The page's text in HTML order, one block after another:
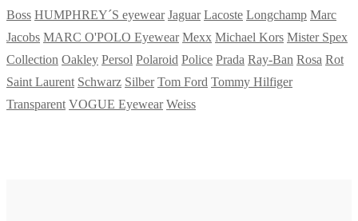
Boss HUMPHREY´S eyewear Jaguar Lacoste Longchamp Marc
Jacobs MARC O'POLO Eyewear Mexx Michael Kors Mister Spex
Collection Oakley Persol Polaroid Police Prada Ray-Ban Rosa Rot
Saint Laurent Schwarz Silber Tom Ford Tommy Hilfiger
Transparent VOGUE Eyewear Weiss